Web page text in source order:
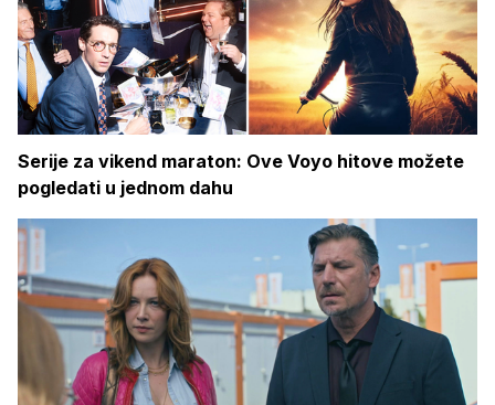
Serije za vikend maraton: Ove Voyo hitove možete
pogledati u jednom dahu